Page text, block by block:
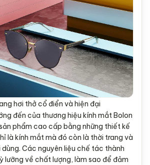
hơi thở cổ điển và hiện đại
đến của thương hiệu kính mắt Bolon
phẩm cao cấp bằng những thiết kế
là kính mắt mà đó còn là thời trang và
Các nguyên liệu chế tác thành
lưỡng về chất lượng, làm sao để đảm